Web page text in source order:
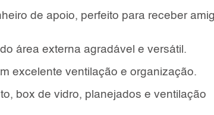
de apoio, perfeito para receber
área externa agradável e versátil.
excelente ventilação e organização.
box de vidro, planejados e ventilação